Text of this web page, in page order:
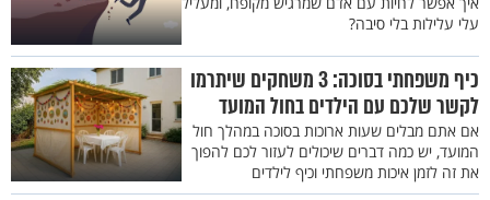
עלי עלילות בלי סיבה?
כיף משפחתי בסוכה: 3 משחקים שיתרמו
לקשר שלכם עם הילדים בחול המועד
אם אתם מבלים שעות ארוכות בסוכה במהלך חול
המועד, יש כמה דברים שיכולים לעזור לכם להפוך
את זה לזמן איכות משפחתי וכיף לילדים